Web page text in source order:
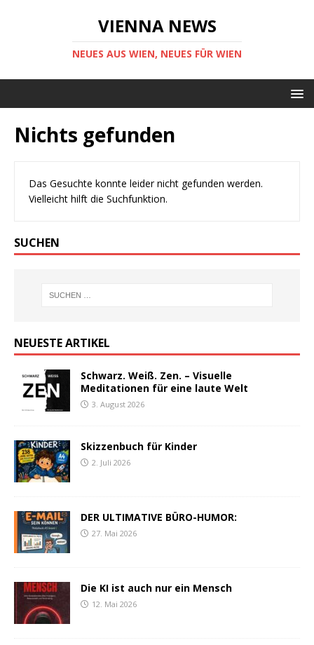
VIENNA NEWS
NEUES AUS WIEN, NEUES FÜR WIEN
Nichts gefunden
Das Gesuchte konnte leider nicht gefunden werden.
Vielleicht hilft die Suchfunktion.
SUCHEN
NEUESTE ARTIKEL
Schwarz. Weiß. Zen. – Visuelle
Meditationen für eine laute Welt
3. August 2026
Skizzenbuch für Kinder
2. Juli 2026
DER ULTIMATIVE BÜRO-HUMOR:
27. Mai 2026
Die KI ist auch nur ein Mensch
12. Mai 2026